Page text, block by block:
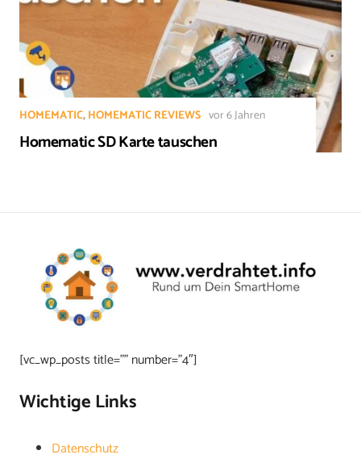
HOMEMATIC,HOMEMATIC REVIEWS vor 6 Jahren
Homematic SD Karte tauschen
[vc_wp_posts title=”” number=”4″]
Wichtige Links
Datenschutz